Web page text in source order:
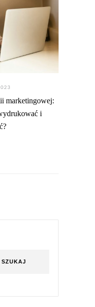
marketingowej:
i
SZUKAJ